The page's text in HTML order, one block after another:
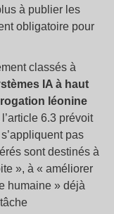
à publier les
obligatoire pour
classés à
IA à haut
léonine
6.3 prévoit
pas
sont destinés à
», à « améliorer
humaine » déjà